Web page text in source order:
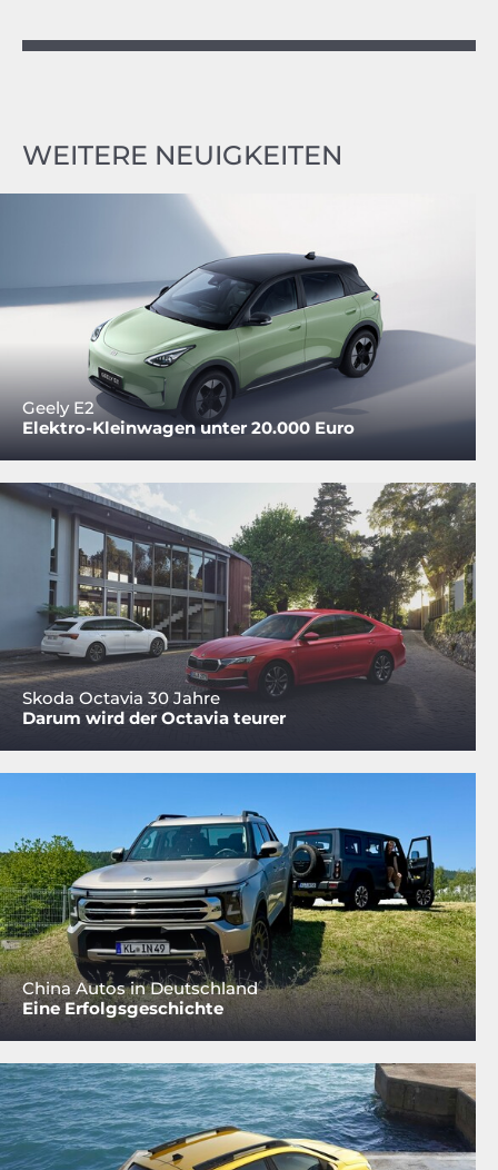
WEITERE NEUIGKEITEN
Geely E2
Elektro-Kleinwagen unter 20.000 Euro
Skoda Octavia 30 Jahre
Darum wird der Octavia teurer
China Autos in Deutschland
Eine Erfolgsgeschichte